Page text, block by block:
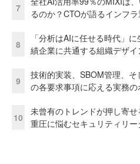
7
るのか？CTOが語るインフ
8
「分析はAIに任せる時代」
績企業に共通する組織デザイ
9
技術的実装、SBOM管理、
の各要求事項に応える実務の
10
未曾有のトレンドが押し寄
重圧に悩むセキュリティリ